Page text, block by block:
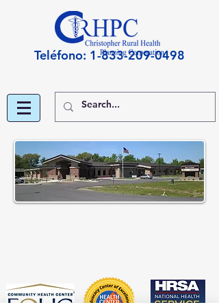
Teléfono: 1-833-209-0498